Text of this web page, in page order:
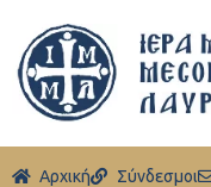
Aρχική Σύνδεσμοι